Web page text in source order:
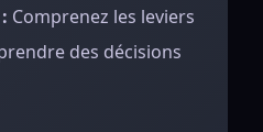
Comprenez les leviers
des décisions